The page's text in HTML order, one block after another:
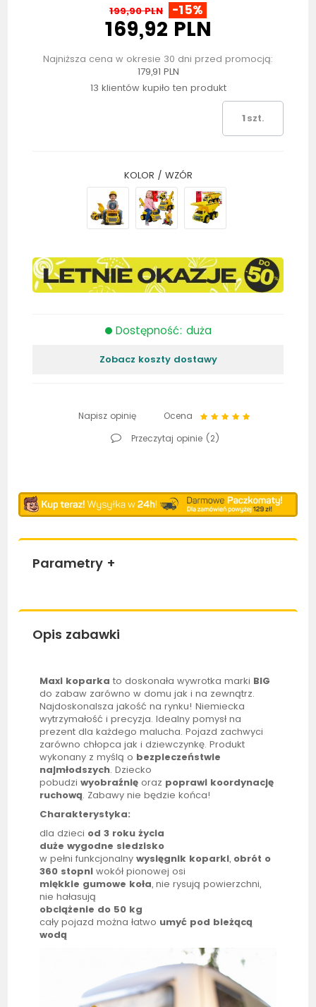
199,90 PLN -15%
169,92 PLN
Najniższa cena w okresie 30 dni przed promocją:
179,91 PLN
13 klientów kupiło ten produkt
szt.
KOLOR / WZÓR
Dostępność: duża
Zobacz koszty dostawy
Napisz opinię
Ocena
Przeczytaj opinie (2)
Parametry +
Opis zabawki
Maxi koparka to doskonała wywrotka marki BIG
do zabaw zarówno w domu jak i na zewnątrz.
Najdoskonalsza jakość na rynku! Niemiecka
wytrzymałość i precyzja. Idealny pomysł na
prezent dla każdego malucha. Pojazd zachwyci
zarówno chłopca jak i dziewczynkę. Produkt
wykonany z myślą o bezpieczeństwie
najmłodszych. Dziecko
pobudziwyobraźnię oraz poprawi koordynację
ruchową. Zabawy nie będzie końca!
Charakterystyka:
dla dzieci od 3 roku życia
duże wygodne siedzisko
w pełni funkcjonalnywysięgnik koparki, obrót o
360 stopni wokół pionowej osi
miękkie gumowe koła, nie rysują powierzchni,
nie hałasują
obciążenie do 50 kg
cały pojazd można łatwo umyć pod bieżącą
wodą